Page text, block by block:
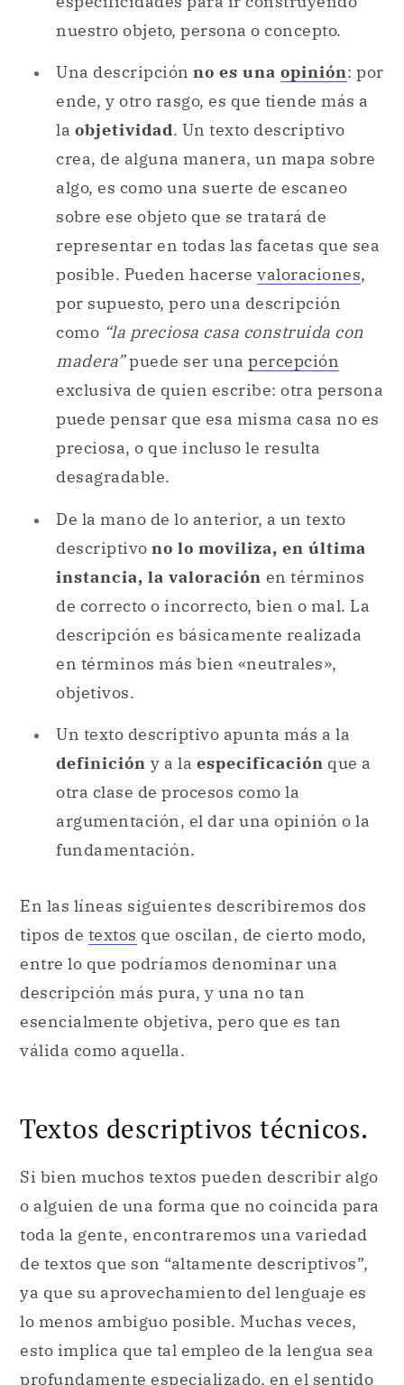
nuestro objeto, persona o concepto.
Una descripción no es una opinión: por
ende, y otro rasgo, es que tiende más a
la objetividad. Un texto descriptivo
crea, de alguna manera, un mapa sobre
algo, es como una suerte de escaneo
sobre ese objeto que se tratará de
representar en todas las facetas que sea
posible. Pueden hacerse valoraciones,
por supuesto, pero una descripción
como “la preciosa casa construida con
madera”puede ser una percepción
exclusiva de quien escribe: otra persona
puede pensar que esa misma casa no es
preciosa, o que incluso le resulta
desagradable.
De la mano de lo anterior, a un texto
descriptivo no lo moviliza, en última
instancia, la valoración en términos
de correcto o incorrecto, bien o mal. La
descripción es básicamente realizada
en términos más bien «neutrales»,
objetivos.
Un texto descriptivo apunta más a la
definición y a la especificación que a
otra clase de procesos como la
argumentación, el dar una opinión o la
fundamentación.
En las líneas siguientes describiremos dos
tipos de textos que oscilan, de cierto modo,
entre lo que podríamos denominar una
descripción más pura, y una no tan
esencialmente objetiva, pero que es tan
válida como aquella.
Textos descriptivos técnicos.
Si bien muchos textos pueden describir algo
o alguien de una forma que no coincida para
toda la gente, encontraremos una variedad
de textos que son “altamente descriptivos”,
ya que su aprovechamiento del lenguaje es
lo menos ambiguo posible. Muchas veces,
esto implica que tal empleo de la lengua sea
profundamente especializado, en el sentido